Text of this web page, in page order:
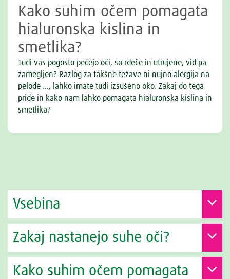
Kako suhim očem pomagata
hialuronska kislina in
smetlika?
Tudi vas pogosto pečejo oči, so rdeče in utrujene, vid pa
zamegljen? Razlog za takšne težave ni nujno alergija na
pelode …, lahko imate tudi izsušeno oko. Zakaj do tega
pride in kako nam lahko pomagata hialuronska kislina in
smetlika?
Vsebina
Zakaj nastanejo suhe oči?
Kako suhim očem pomagata